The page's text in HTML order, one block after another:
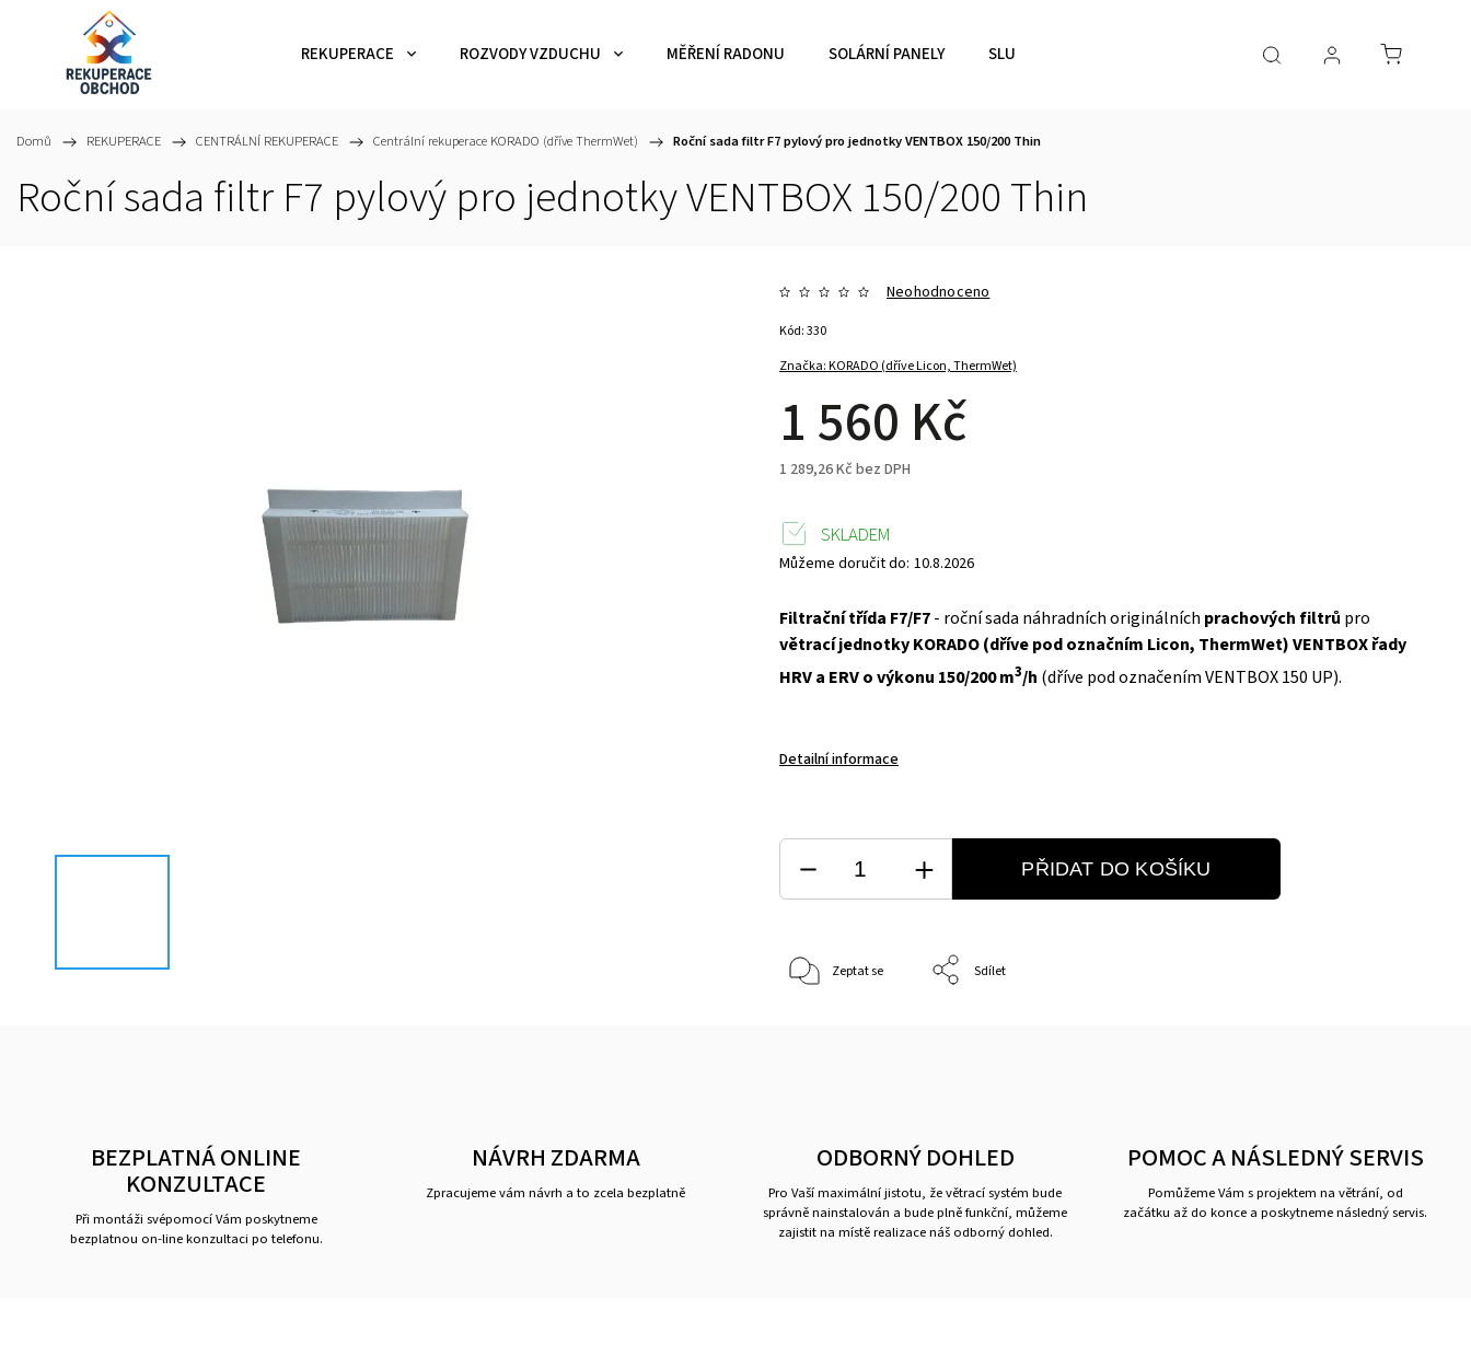
REKUPERACE ROZVODY VZDUCHU MĚŘENÍ RADONU SOLÁRNÍ PANELY SLUŽBY Kontakty BLOG
Domů / REKUPERACE / CENTRÁLNÍ REKUPERACE / Centrální rekuperace KORADO (dříve ThermWet) / Roční sada filtr F7 pylový pro jednotky VENTBOX 150/200 Thin
Roční sada filtr F7 pylový pro jednotky VENTBOX 150/200 Thin
Značka:KORADO (dříve Licon, ThermWet)
Neohodnoceno
1 560 Kč
1 289,26 Kč bez DPH
Kód:330
Filtrační třída F7/F7- roční sada náhradních originálních prachových filtrů pro
větrací jednotky KORADO (dříve pod označním Licon, ThermWet) VENTBOX řady
HRV a ERV o výkonu 150/200 m3/h (dříve pod označením VENTBOX 150 UP).
Detailní informace
SKLADEM
Můžeme doručit do: 10.8.2026
PŘIDAT DO KOŠÍKU
Zeptat se Sdílet
BEZPLATNÁ ONLINE
KONZULTACE
Při montáži svépomocí Vám poskytneme
bezplatnou on-line konzultaci po telefonu.
NÁVRH ZDARMA
Zpracujeme vám návrh a to zcela bezplatně
ODBORNÝ DOHLED
Pro Vaší maximální jistotu, že větrací systém bude
správně nainstalován a bude plně funkční, můžeme
zajistit na místě realizace náš odborný dohled.
POMOC A NÁSLEDNÝ SERVIS
Pomůžeme Vám s projektem na větrání, od
začátku až do konce a poskytneme následný servis.